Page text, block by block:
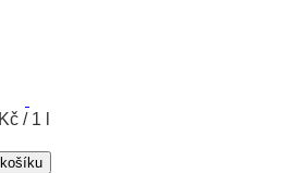
/ 1 l